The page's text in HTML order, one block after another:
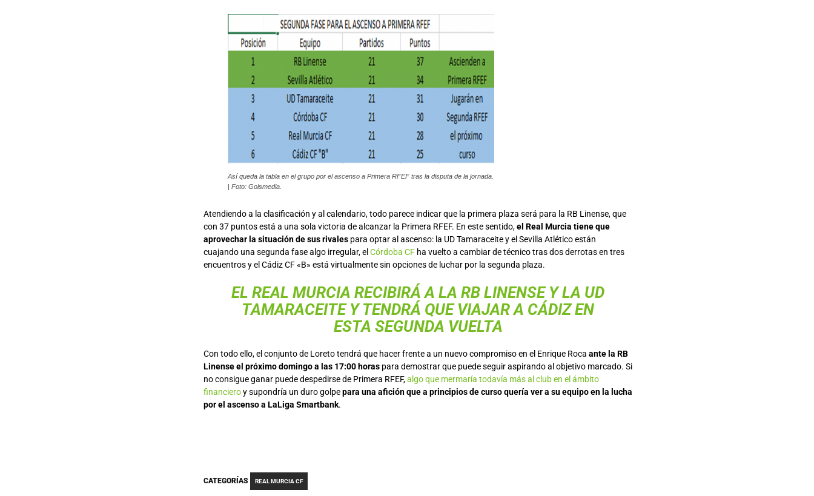
Así queda la tabla en el grupo por el ascenso a Primera RFEF tras la disputa de la jornada.
| Foto: Golsmedia.
Atendiendo a la clasificación y al calendario, todo parece indicar que la primera plaza será para la RB Linense, que
con 37 puntos está a una sola victoria de alcanzar la Primera RFEF. En este sentido,el Real Murcia tiene que
aprovechar la situación de sus rivales para optar al ascenso: la UD Tamaraceite y el Sevilla Atlético están
cuajando una segunda fase algo irregular, elCórdoba CF ha vuelto a cambiar de técnico tras dos derrotas en tres
encuentros y el Cádiz CF «B» está virtualmente sin opciones de luchar por la segunda plaza.
EL REAL MURCIA RECIBIRÁ A LA RB LINENSE Y LA UD
TAMARACEITE Y TENDRÁ QUE VIAJAR A CÁDIZ EN
ESTA SEGUNDA VUELTA
Con todo ello, el conjunto de Loreto tendrá que hacer frente a un nuevo compromiso en el Enrique Roca ante la RB
Linense el próximo domingo a las 17:00 horas para demostrar que puede seguir aspirando al objetivo marcado. Si
no consigue ganar puede despedirse de Primera RFEF,algo que mermaría todavía más al club en el ámbito
financieroy supondría un duro golpepara una afición que a principios de curso quería ver a su equipo en la lucha
por el ascenso a LaLiga Smartbank.
CATEGORÍAS REAL MURCIA CF